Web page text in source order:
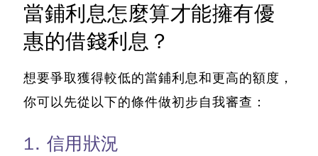
當鋪利息怎麼算才能擁有優
惠的借錢利息？
想要爭取獲得較低的當鋪利息和更高的額度，
你可以先從以下的條件做初步自我審查：
1. 信用狀況